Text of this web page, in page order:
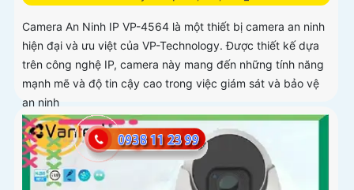
Camera An Ninh IP VP-4564 là một thiết bị camera an ninh
hiện đại và ưu việt của VP-Technology. Được thiết kế dựa
trên công nghệ IP, camera này mang đến những tính năng
mạnh mẽ và độ tin cậy cao trong việc giám sát và bảo vệ
an ninh